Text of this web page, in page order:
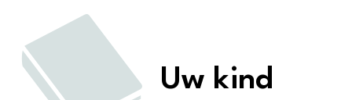
Uw kind